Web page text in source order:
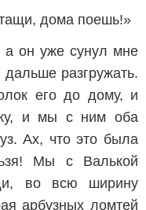
дома поешь!»
а он уже сунул мне
разгружать.
его до дому, и
и мы с ним оба
Ах, что это была
Мы с Валькой
во всю ширину
арбузных ломтей